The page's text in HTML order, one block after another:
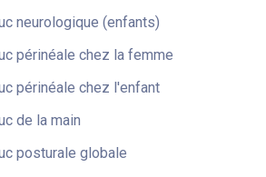
neurologique (enfants)
périnéale chez la femme
périnéale chez l'enfant
de la main
posturale globale